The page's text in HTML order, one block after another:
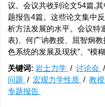
议。会议共收到论文54篇,
题报告4篇。这些论文集中
析方法发展的水平。会议特
表)、何广讷教授、屈智炯
色系统的发展及现状”、“模
关键词: 岩土力学 / 讨论会 /
问题 / 宏观力学性质 / 教授
专题报告